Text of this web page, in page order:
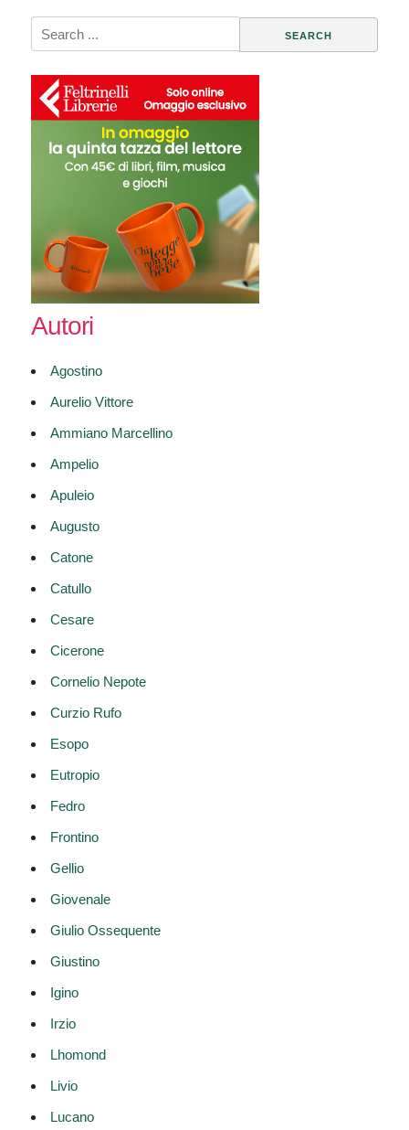
Search
for:
Autori
Agostino
Aurelio Vittore
Ammiano Marcellino
Ampelio
Apuleio
Augusto
Catone
Catullo
Cesare
Cicerone
Cornelio Nepote
Curzio Rufo
Esopo
Eutropio
Fedro
Frontino
Gellio
Giovenale
Giulio Ossequente
Giustino
Igino
Irzio
Lhomond
Livio
Lucano